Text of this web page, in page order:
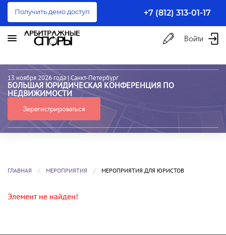
Получить демо доступ +7 (812) 313-01-17
Войти
13 ноября 2026 года | Санкт-Петербург
БОЛЬШАЯ ЮРИДИЧЕСКАЯ КОНФЕРЕНЦИЯ ПО
НЕДВИЖИМОСТИ
Зарегистрироваться
ГЛАВНАЯ МЕРОПРИЯТИЯ МЕРОПРИЯТИЯ ДЛЯ ЮРИСТОВ
Элемент не найден!